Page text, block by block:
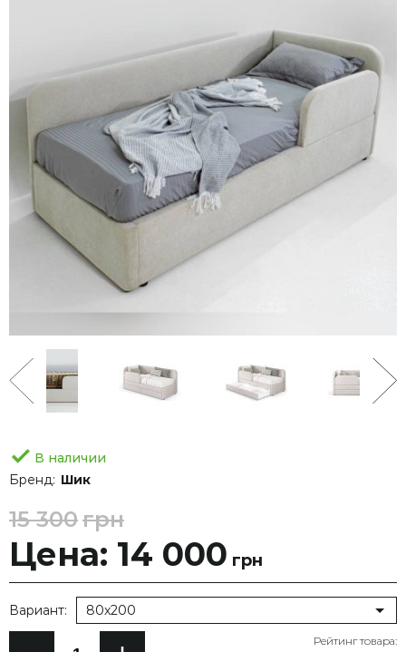
В наличии
Бренд: Шик
15 300грн
Цена: 14 000 грн
Вариант: 80х200
Рейтинг товара: